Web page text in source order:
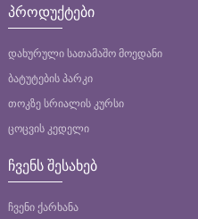
ᲞᲠᲝᲓᲣᲥᲢᲔᲑᲘ
Დახურული Სათამაშო Მოედანი
Ბატუტების Პარკი
Თოკზე Სრიალის Კურსი
Ცოცვის Კედელი
ᲩᲕᲔᲜᲡ ᲨᲔᲡᲐᲮᲔᲑ
Ჩვენი Ქარხანა